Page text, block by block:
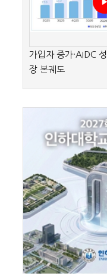
가입자 증가·AIDC
장 본궤도